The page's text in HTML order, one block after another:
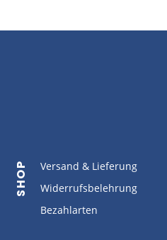
SHOP
Versand & Lieferung
Widerrufsbelehrung
Bezahlarten